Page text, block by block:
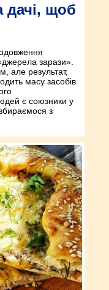
дачі, щоб
зарази».
але результат,
масу засобів
є союзники у
з